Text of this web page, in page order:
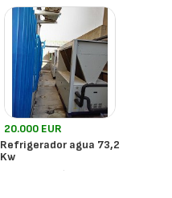
20.000 EUR
Refrigerador agua 73,2
Kw
- España